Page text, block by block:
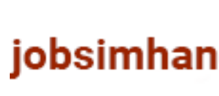
Jobs und Stellenangebote im
Handwerk